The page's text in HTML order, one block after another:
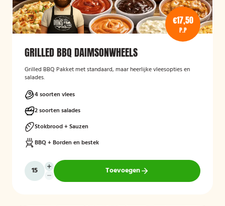
€17,50
P.P
GRILLED BBQ DAIMSONWHEELS
Grilled BBQ Pakket met standaard, maar heerlijke vleesopties en
salades.
4 soorten vlees
2 soorten salades
Stokbrood + Sauzen
BBQ + Borden en bestek
Toevoegen